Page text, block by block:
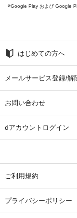
Google Play および Google
はじめての方へ
メールサービス登録/解
お問い合わせ
dアカウントログイン
ご利用規約
プライバシーポリシー